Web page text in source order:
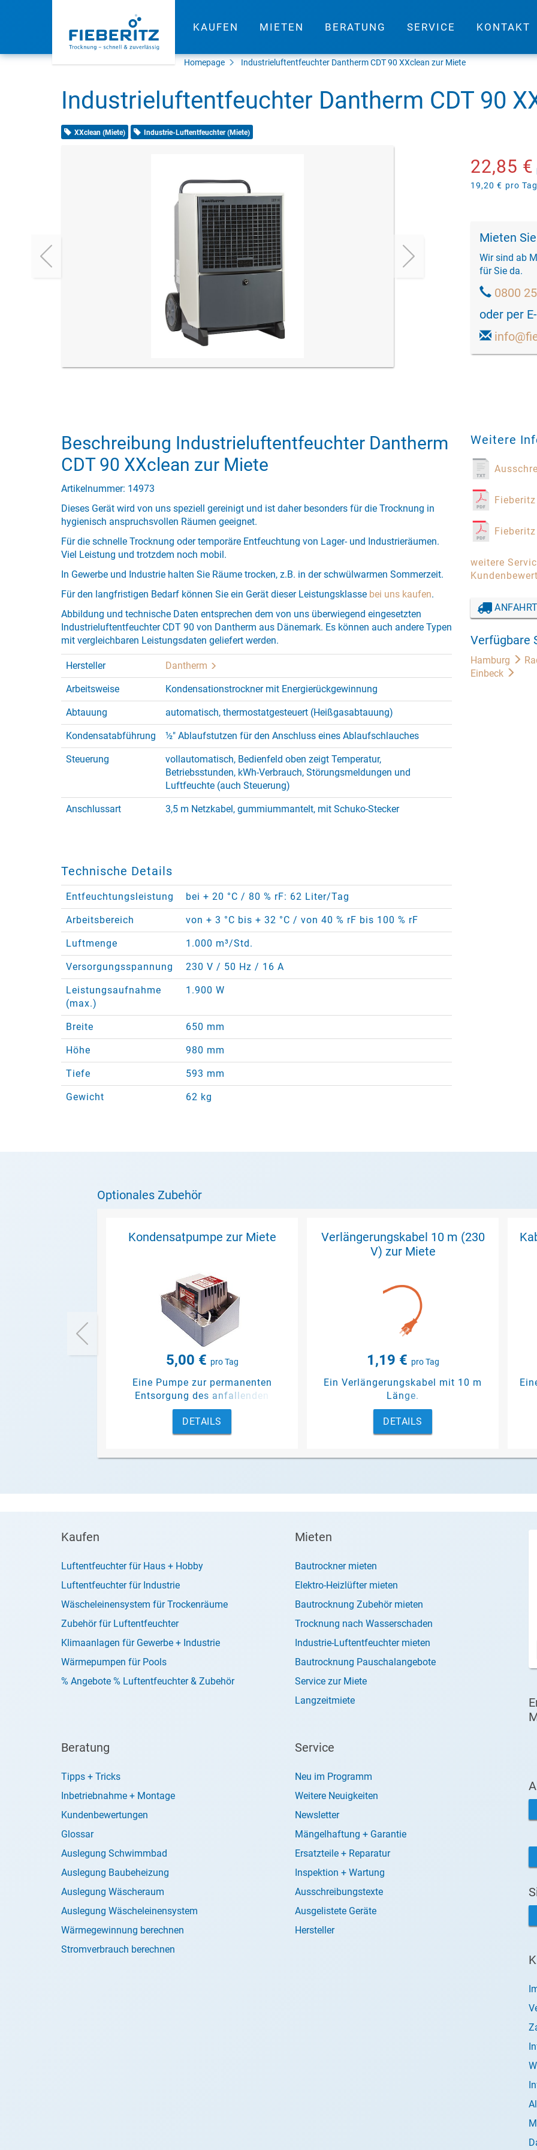
KAUFEN MIETEN BERATUNG SERVICE KONTAKT
Homepage Industrieluftentfeuchter Dantherm CDT 90 XXclean zur Miete
Industrieluftentfeuchter Dantherm CDT 90
XXclean (Miete) Industrie-Luftentfeuchter (Miete)
22,85 €
19,20 € pro Tag
Mieten
Wir sind ab
für Sie da.
0800
oder per
Beschreibung Industrieluftentfeuchter Dantherm
CDT 90 XXclean zur Miete
Artikelnummer: 14973
Dieses Gerät wird von uns speziell gereinigt und ist daher besonders für die Trocknung in
hygienisch anspruchsvollen Räumen geeignet.
Für die schnelle Trocknung oder temporäre Entfeuchtung von Lager- und Industrieräumen.
Viel Leistung und trotzdem noch mobil.
In Gewerbe und Industrie halten Sie Räume trocken, z.B. in der schwülwarmen Sommerzeit.
Für den langfristigen Bedarf können Sie ein Gerät dieser Leistungsklasse bei uns kaufen.
Abbildung und technische Daten entsprechen dem von uns überwiegend eingesetzten
Industrieluftentfeuchter CDT 90 von Dantherm aus Dänemark. Es können auch andere Typen
mit vergleichbaren Leistungsdaten geliefert werden.
Hersteller Dantherm
Arbeitsweise Kondensationstrockner mit Energierückgewinnung
Abtauung automatisch, thermostatgesteuert (Heißgasabtauung)
Kondensatabführung ½" Ablaufstutzen für den Anschluss eines Ablaufschlauches
Steuerung
vollautomatisch, Bedienfeld oben zeigt Temperatur,
Betriebsstunden, kWh-Verbrauch, Störungsmeldungen und
Luftfeuchte (auch Steuerung)
Anschlussart 3,5 m Netzkabel, gummiummantelt, mit Schuko-Stecker
Technische Details
Entfeuchtungsleistung bei + 20 °C / 80 % rF: 62 Liter/Tag
Arbeitsbereich von + 3 °C bis + 32 °C / von 40 % rF bis 100 % rF
Luftmenge 1.000 m³/Std.
Versorgungsspannung 230 V / 50 Hz / 16 A
Leistungsaufnahme
(max.)
1.900 W
Breite 650 mm
Höhe 980 mm
Tiefe 593 mm
Gewicht 62 kg
Weitere
weitere
Verfügbare
Hamburg
Einbeck
Optionales Zubehör
Kondensatpumpe zur Miete
5,00 € pro Tag
Eine Pumpe zur permanenten
Entsorgung des anfallenden
Kondensats.
DETAILS
Verlängerungskabel 10 m (230
V) zur Miete
1,19 € pro Tag
Ein Verlängerungskabel mit 10 m
Länge.
DETAILS
Kaufen
Luftentfeuchter für Haus + Hobby
Luftentfeuchter für Industrie
Wäscheleinensystem für Trockenräume
Zubehör für Luftentfeuchter
Klimaanlagen für Gewerbe + Industrie
Wärmepumpen für Pools
% Angebote % Luftentfeuchter & Zubehör
Mieten
Bautrockner mieten
Elektro-Heizlüfter mieten
Bautrocknung Zubehör mieten
Trocknung nach Wasserschaden
Industrie-Luftentfeuchter mieten
Bautrocknung Pauschalangebote
Service zur Miete
Langzeitmiete
Beratung
Tipps + Tricks
Inbetriebnahme + Montage
Kundenbewertungen
Glossar
Auslegung Schwimmbad
Auslegung Baubeheizung
Auslegung Wäscheraum
Auslegung Wäscheleinensystem
Wärmegewinnung berechnen
Stromverbrauch berechnen
Service
Neu im Programm
Weitere Neuigkeiten
Newsletter
Mängelhaftung + Garantie
Ersatzteile + Reparatur
Inspektion + Wartung
Ausschreibungstexte
Ausgelistete Geräte
Hersteller